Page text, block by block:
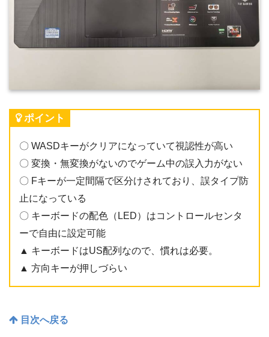
ポイント
〇 WASDキーがクリアになっていて視認性が高い
〇 変換・無変換がないのでゲーム中の誤入力がない
〇 Fキーが一定間隔で区分けされており、誤タイプ防
止になっている
〇 キーボードの配色（LED）はコントロールセンタ
ーで自由に設定可能
▲ キーボードはUS配列なので、慣れは必要。
▲ 方向キーが押しづらい
目次へ戻る